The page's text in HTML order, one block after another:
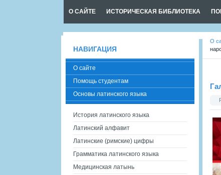
О САЙТЕ ИСТОРИЧЕСКАЯ БИБЛИОТЕКА
О
НАВИГАЦИЯ
О сайте
Помощь студентам
Основы латинского языка
История латинского языка
Латинский алфавит
Латинские (римские) цифры
Грамматика латинского языка
Медицинская латынь